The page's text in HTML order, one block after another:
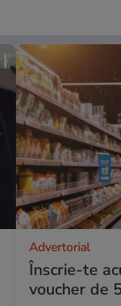
Advertorial
Înscrie-te
voucher de